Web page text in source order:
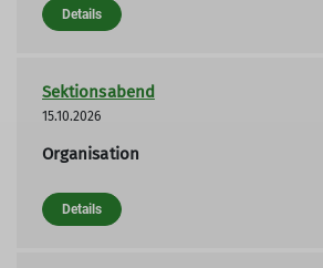
Details
Sektionsabend
15.10.2026
Organisation
Details